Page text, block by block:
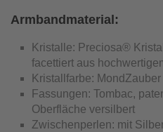
Armbandmaterial:
Kristalle: Preciosa®
facettiert aus
Kristallfarbe:
Fassungen: Tombac,
Oberfläche versilbert
Zwischenperlen: mit